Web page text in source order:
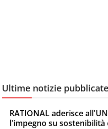
Ultime notizie pubblicate
RATIONAL aderisce
l'impegno su